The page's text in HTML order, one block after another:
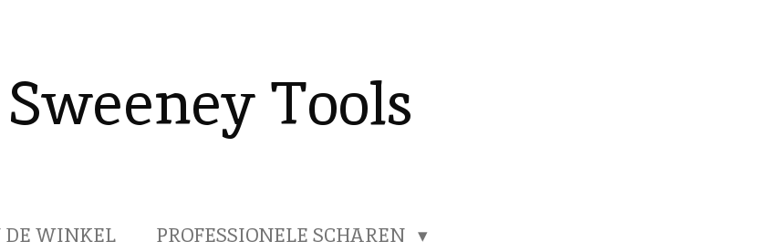
Sweeney Tools
WINKEL
PROFESSIONELE SCHAREN